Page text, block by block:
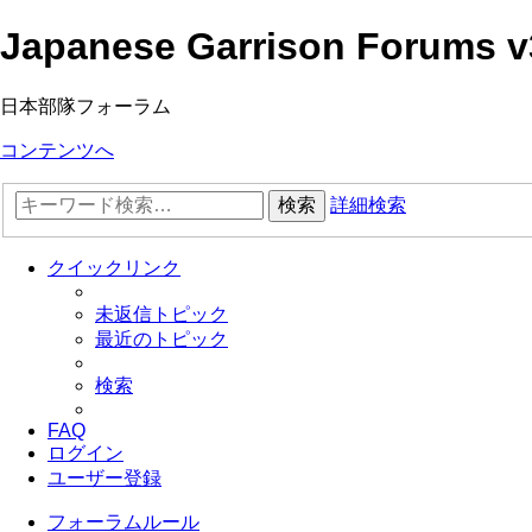
Japanese Garrison Forums
日本部隊フォーラム
コンテンツへ
検索 詳細検索
クイックリンク
未返信トピック
最近のトピック
検索
FAQ
ログイン
ユーザー登録
フォーラムルール